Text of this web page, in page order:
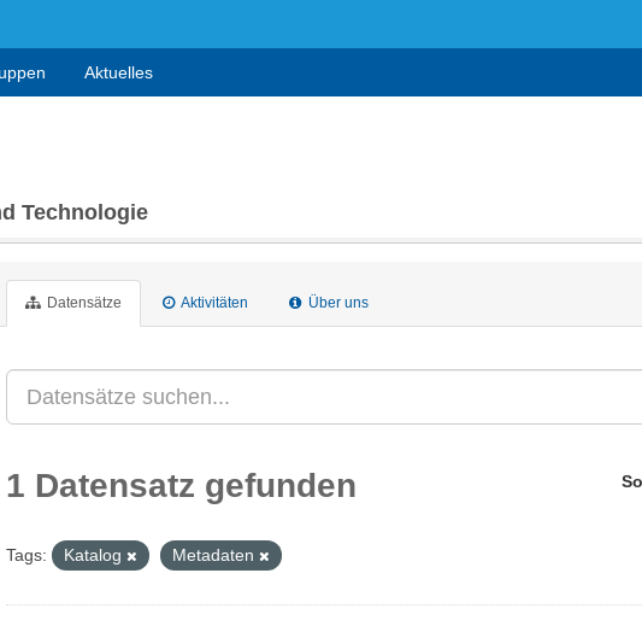
Aktuelles
Technologie
Datensätze Aktivitäten Über uns
1 Datensatz gefunden
Tags: Katalog Metadaten